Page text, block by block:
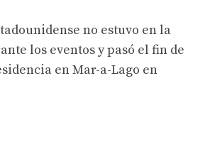
no estuvo en la
los eventos y pasó el fin de
en Mar-a-Lago en